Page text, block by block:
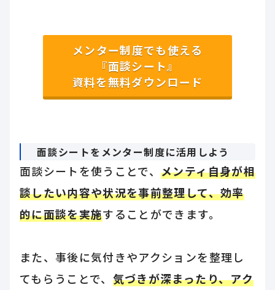
メンター制度でも使える
『面談シート』
資料を無料ダウンロード
面談シートをメンター制度に活用しよう
面談シートを使うことで、メンティ自身が相
談したい内容や状況を事前整理して、効率
的に面談を実施することができます。
また、事後に気付きやアクションを整理し
てもらうことで、 気づきが深まったり、アク